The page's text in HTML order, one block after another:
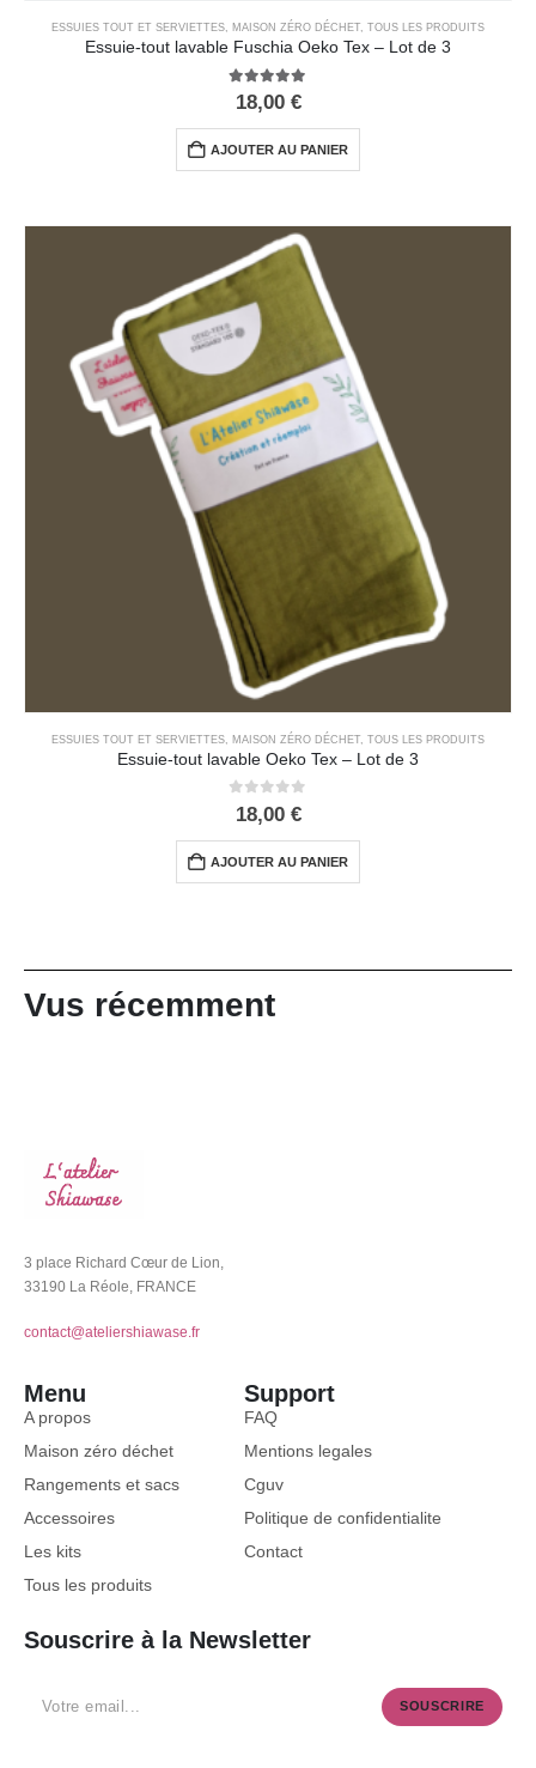
ESSUIES TOUT ET SERVIETTES MAISON ZÉRO DÉCHET TOUS LES PRODUITS
Essuie-tout lavable Fuschia Oeko Tex – Lot de 3
5.00out of 5
18,00 €
AJOUTER AU PANIER
ESSUIES TOUT ET SERVIETTES MAISON ZÉRO DÉCHET TOUS LES PRODUITS
Essuie-tout lavable Oeko Tex – Lot de 3
0out of 5
18,00 €
AJOUTER AU PANIER
Vus récemment
3 place Richard Cœur de Lion,
33190 La Réole, FRANCE
contact@ateliershiawase.fr
Menu
A propos
Maison zéro déchet
Rangements et sacs
Accessoires
Les kits
Tous les produits
Support
FAQ
Mentions legales
Cguv
Politique de confidentialite
Contact
Souscrire à la Newsletter
SOUSCRIRE